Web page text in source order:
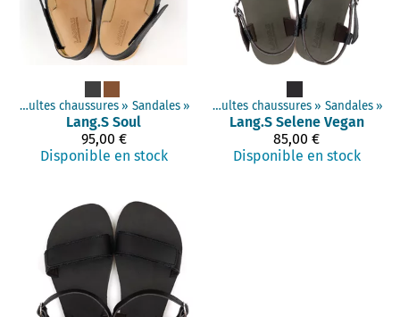
Adultes chaussures ‪» Sandales ‪»
Lang.S Soul
95,00 €
Disponible en stock
Produits‪» Chaussures minimalistes Adultes chaussures ‪» Sandales ‪»
Lang.S Selene Vegan
85,00 €
Disponible en stock